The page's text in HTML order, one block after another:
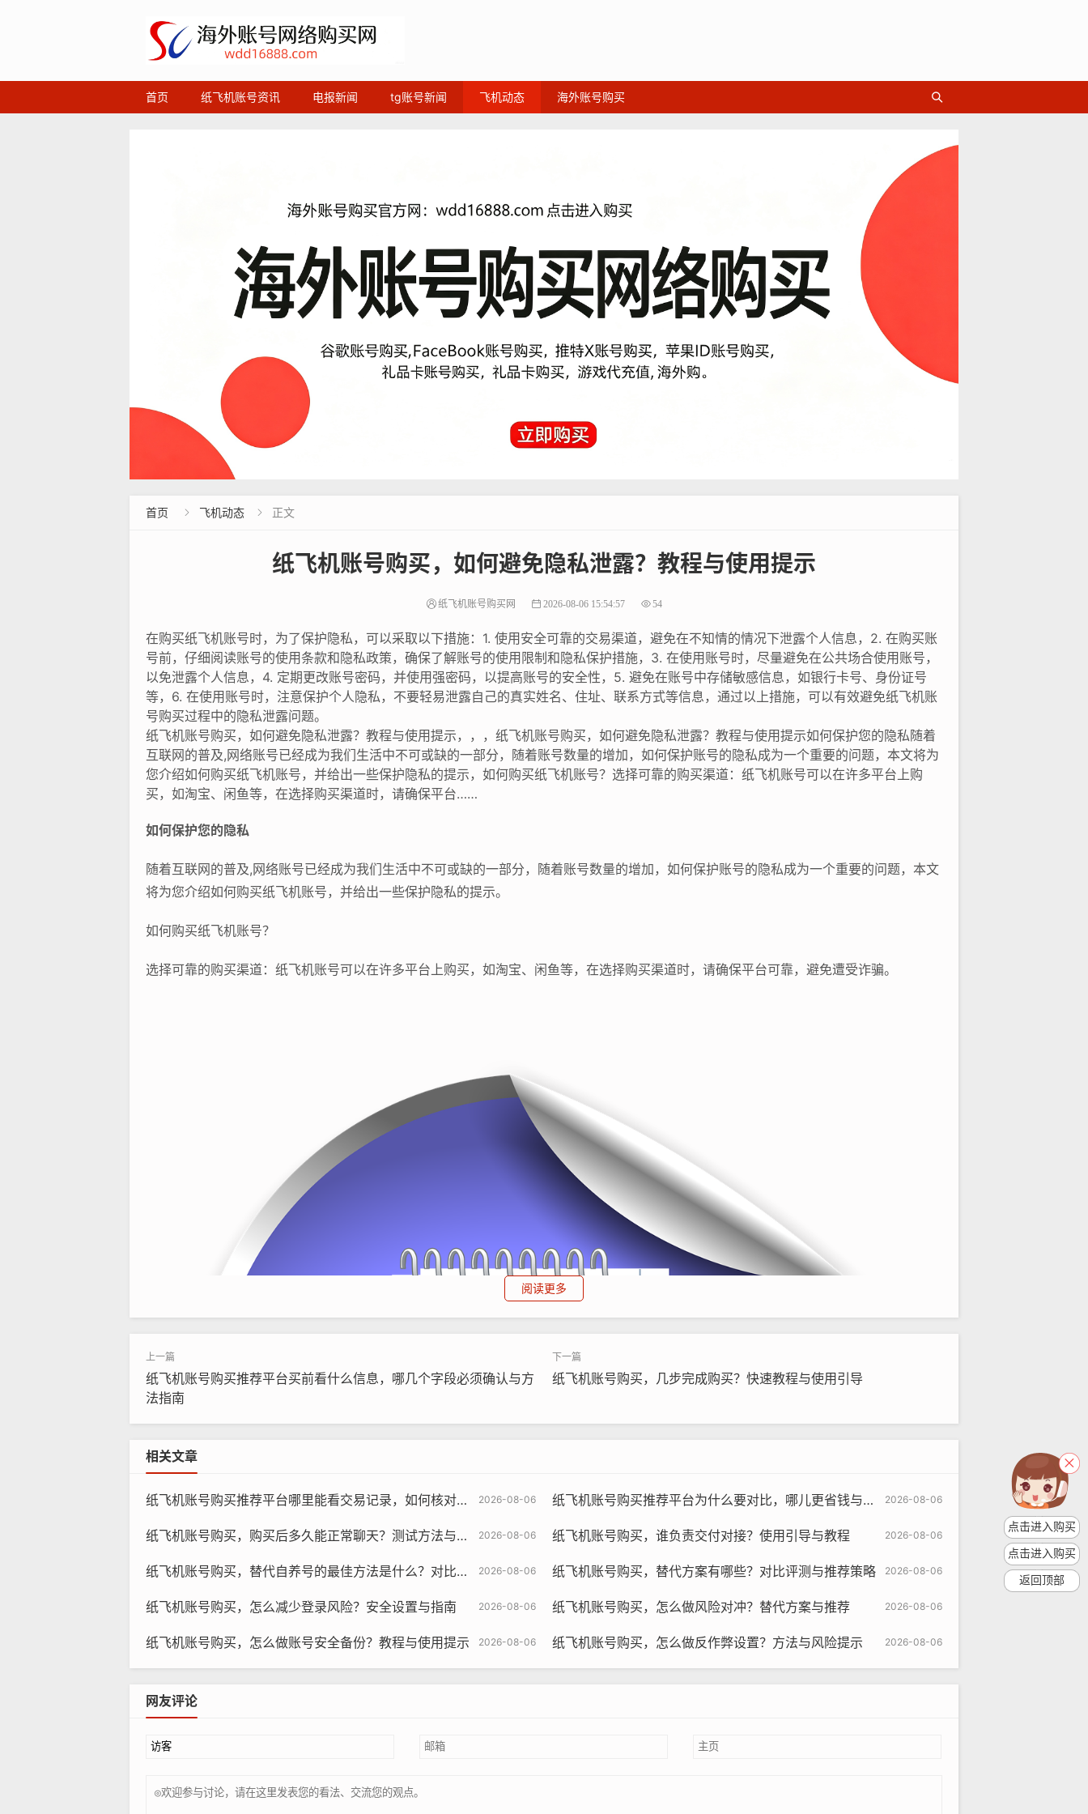
首页 纸飞机账号资讯 电报新闻 tg账号新闻 飞机动态 海外账号购买
首页  飞机动态  正文
纸飞机账号购买，如何避免隐私泄露？教程与使用提示
纸飞机账号购买网 2026-08-06 15:54:57 54
在购买纸飞机账号时，为了保护隐私，可以采取以下措施：1. 使用安全可靠的交易渠道，避免在不知情的情况下泄露个人信息，2. 在购买账
号前，仔细阅读账号的使用条款和隐私政策，确保了解账号的使用限制和隐私保护措施，3. 在使用账号时，尽量避免在公共场合使用账号，
以免泄露个人信息，4. 定期更改账号密码，并使用强密码，以提高账号的安全性，5. 避免在账号中存储敏感信息，如银行卡号、身份证号
等，6. 在使用账号时，注意保护个人隐私，不要轻易泄露自己的真实姓名、住址、联系方式等信息，通过以上措施，可以有效避免纸飞机账
号购买过程中的隐私泄露问题。
纸飞机账号购买，如何避免隐私泄露？教程与使用提示，，，纸飞机账号购买，如何避免隐私泄露？教程与使用提示如何保护您的隐私随着
互联网的普及,网络账号已经成为我们生活中不可或缺的一部分，随着账号数量的增加，如何保护账号的隐私成为一个重要的问题，本文将为
您介绍如何购买纸飞机账号，并给出一些保护隐私的提示，如何购买纸飞机账号？选择可靠的购买渠道：纸飞机账号可以在许多平台上购
买，如淘宝、闲鱼等，在选择购买渠道时，请确保平台……
如何保护您的隐私
随着互联网的普及,网络账号已经成为我们生活中不可或缺的一部分，随着账号数量的增加，如何保护账号的隐私成为一个重要的问题，本文
将为您介绍如何购买纸飞机账号，并给出一些保护隐私的提示。
如何购买纸飞机账号？
选择可靠的购买渠道：纸飞机账号可以在许多平台上购买，如淘宝、闲鱼等，在选择购买渠道时，请确保平台可靠，避免遭受诈骗。
阅读更多
纸飞机账号购买推荐平台买前看什么信息，哪几个字段必须确认与方
法指南
纸飞机账号购买，几步完成购买？快速教程与使用引导
相关文章
2026-08-06
纸飞机账号购买推荐平台哪里能看交易记录，如何核对与为什么要核验教程 2026-08-06
纸飞机账号购买推荐平台为什么要对比，哪儿更省钱与更快到账评测研究策略
2026-08-06
纸飞机账号购买，购买后多久能正常聊天？测试方法与引导 2026-08-06
纸飞机账号购买，谁负责交付对接？使用引导与教程
2026-08-06
纸飞机账号购买，替代自养号的最佳方法是什么？对比评测与推荐指南 2026-08-06
纸飞机账号购买，替代方案有哪些？对比评测与推荐策略
2026-08-06
纸飞机账号购买，怎么减少登录风险？安全设置与指南 2026-08-06
纸飞机账号购买，怎么做风险对冲？替代方案与推荐
2026-08-06
纸飞机账号购买，怎么做账号安全备份？教程与使用提示 2026-08-06
纸飞机账号购买，怎么做反作弊设置？方法与风险提示
网友评论
点击进入购买
点击进入购买
返回顶部